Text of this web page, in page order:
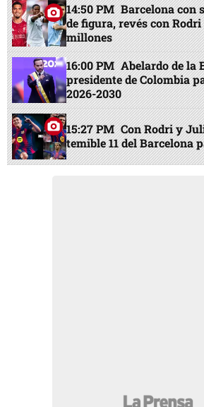
14:50 PM Barcelona con
de figura, revés con Rodri
millones
16:00 PM Abelardo de la
presidente de Colombia
2026-2030
15:27 PM Con Rodri y
temible 11 del Barcelona